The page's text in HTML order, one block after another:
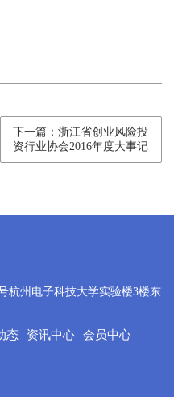
下一篇：浙江省创业风险投
资行业协会2016年度大事记
杭州电子科技大学实验楼3楼东
态 资讯中心 会员中心